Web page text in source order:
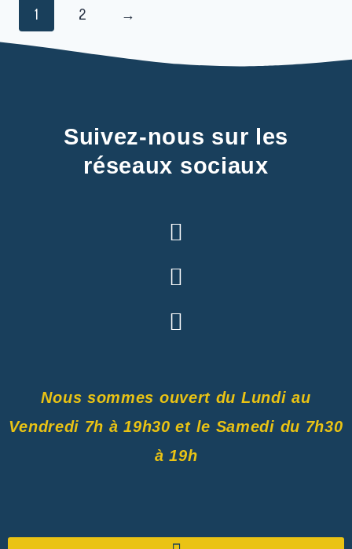
1 2 →
Suivez-nous sur les
réseaux sociaux
Nous sommes ouvert du Lundi au
Vendredi 7h à 19h30 et le Samedi du 7h30
à 19h